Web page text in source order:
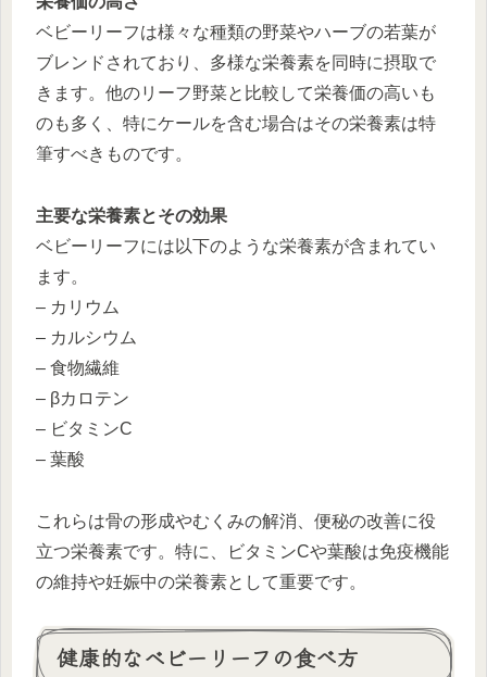
ベビーリーフは様々な種類の野菜やハーブの若葉が
ブレンドされており、多様な栄養素を同時に摂取で
きます。他のリーフ野菜と比較して栄養価の高いも
のも多く、特にケールを含む場合はその栄養素は特
筆すべきものです。
主要な栄養素とその効果
ベビーリーフには以下のような栄養素が含まれてい
ます。
– カリウム
– カルシウム
– 食物繊維
– βカロテン
– ビタミンC
– 葉酸
これらは骨の形成やむくみの解消、便秘の改善に役
立つ栄養素です。特に、ビタミンCや葉酸は免疫機能
の維持や妊娠中の栄養素として重要です。
健康的なベビーリーフの食べ方